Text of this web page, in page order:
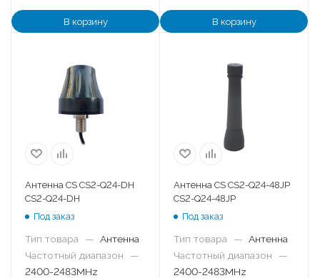
В корзину В корзину
Антенна CS CS2-Q24-DH
CS2-Q24-DH
Под заказ
Тип товара — Антенна
Частотный диапазон
—
2400-2483MHz
Антенна CS CS2-Q24-48JP
CS2-Q24-48JP
Под заказ
Тип товара — Антенна
Частотный диапазон
—
2400-2483MHz